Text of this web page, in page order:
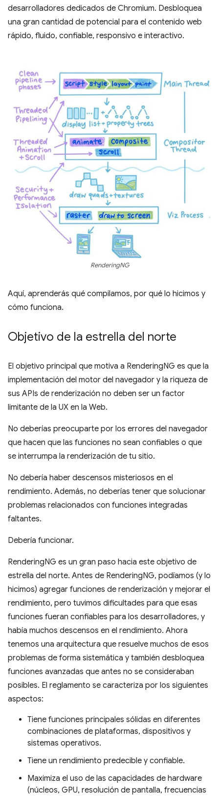
desarrolladores dedicados de Chromium. Desbloquea
una gran cantidad de potencial para el contenido web
rápido, fluido, confiable, responsivo e interactivo.
RenderingNG
Aquí, aprenderás qué compilamos, por qué lo hicimos y
cómo funciona.
Objetivo de la estrella del norte
El objetivo principal que motiva a RenderingNG es que la
implementación del motor del navegador y la riqueza de
sus APIs de renderización no deben ser un factor
limitante de la UX en la Web.
No deberías preocuparte por los errores del navegador
que hacen que las funciones no sean confiables o que
se interrumpa la renderización de tu sitio.
No debería haber descensos misteriosos en el
rendimiento. Además, no deberías tener que solucionar
problemas relacionados con funciones integradas
faltantes.
Debería funcionar.
RenderingNG es un gran paso hacia este objetivo de
estrella del norte. Antes de RenderingNG, podíamos (y lo
hicimos) agregar funciones de renderización y mejorar el
rendimiento, pero tuvimos dificultades para que esas
funciones fueran confiables para los desarrolladores, y
había muchos descensos en el rendimiento. Ahora
tenemos una arquitectura que resuelve muchos de esos
problemas de forma sistemática y también desbloquea
funciones avanzadas que antes no se consideraban
posibles. El reglamento se caracteriza por los siguientes
aspectos:
Tiene funciones principales sólidas en diferentes
combinaciones de plataformas, dispositivos y
sistemas operativos.
Tiene un rendimiento predecible y confiable.
Maximiza el uso de las capacidades de hardware
(núcleos, GPU, resolución de pantalla, frecuencias